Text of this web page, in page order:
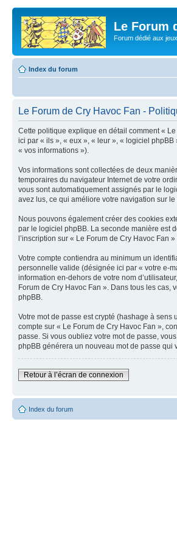
Le Forum
Forum dédié aux
Index du forum
Le Forum de Cry Havoc Fan -
Cette politique explique en détail comment «
ici par « ils », « eux », « leur », « logiciel
« vos informations »).
Vos informations sont collectées de deux
temporaires du navigateur Internet de votre
vous sont automatiquement assignés par le
avez lus, ce qui améliore votre navigation sur le
Nous pouvons également créer des cookies
par le logiciel phpBB. La seconde manière est
l’inscription sur « Le Forum de Cry Havoc Fan
Votre compte contiendra au minimum un
personnelle valide (désignée ici par « votre e-
information en-dehors de votre nom
Forum de Cry Havoc Fan ». Dans tous les
phpBB.
Votre mot de passe est crypté (hashage à sens
compte sur « Le Forum de Cry Havoc Fan »,
passe. Si vous oubliez votre mot de passe,
phpBB générera un nouveau mot de passe qui
Retour à l’écran de connexion
Index du forum